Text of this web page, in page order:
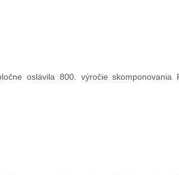
oslávila 800. výročie skomponovania